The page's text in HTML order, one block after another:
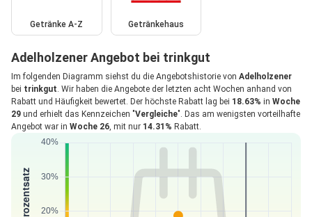
Getränke A-Z Getränkehaus
Adelholzener Angebot bei trinkgut
Im folgenden Diagramm siehst du die Angebotshistorie von Adelholzener
bei trinkgut. Wir haben die Angebote der letzten acht Wochen anhand von
Rabatt und Häufigkeit bewertet. Der höchste Rabatt lag bei 18.63% in Woche
29 und erhielt das Kennzeichen "Vergleiche". Das am wenigsten vorteilhafte
Angebot war in Woche 26, mit nur 14.31% Rabatt.